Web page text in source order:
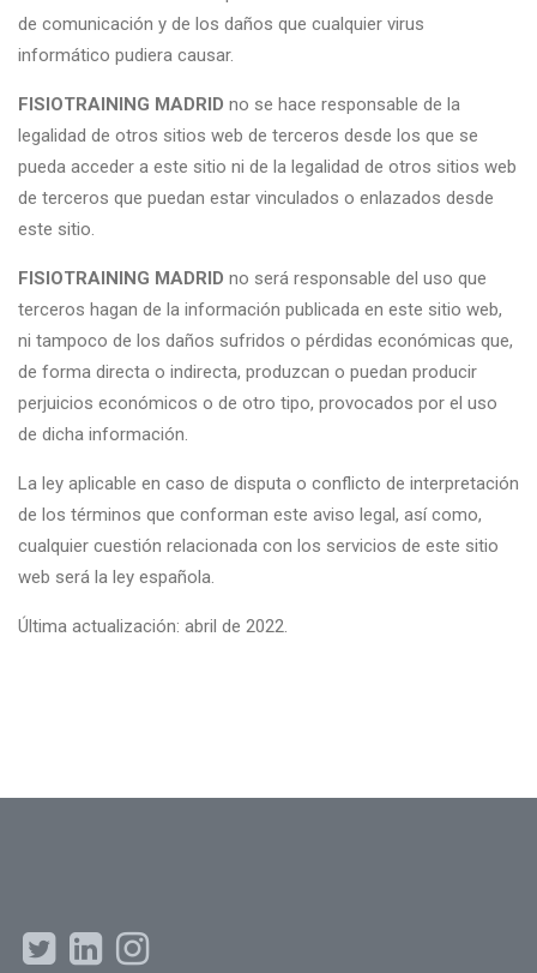
de comunicación y de los daños que cualquier virus
informático pudiera causar.
FISIOTRAINING MADRID no se hace responsable de la
legalidad de otros sitios web de terceros desde los que se
pueda acceder a este sitio ni de la legalidad de otros sitios web
de terceros que puedan estar vinculados o enlazados desde
este sitio.
FISIOTRAINING MADRID no será responsable del uso que
terceros hagan de la información publicada en este sitio web,
ni tampoco de los daños sufridos o pérdidas económicas que,
de forma directa o indirecta, produzcan o puedan producir
perjuicios económicos o de otro tipo, provocados por el uso
de dicha información.
La ley aplicable en caso de disputa o conflicto de interpretación
de los términos que conforman este aviso legal, así como,
cualquier cuestión relacionada con los servicios de este sitio
web será la ley española.
Última actualización: abril de 2022.